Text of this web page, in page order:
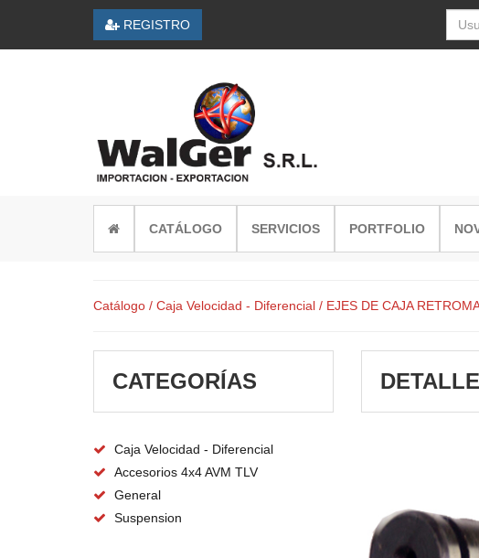
REGISTRO
CATÁLOGO SERVICIOS PORTFOLIO
Catálogo / Caja Velocidad - Diferencial / EJES DE CAJA
CATEGORÍAS
Caja Velocidad - Diferencial
Accesorios 4x4 AVM TLV
General
Suspension